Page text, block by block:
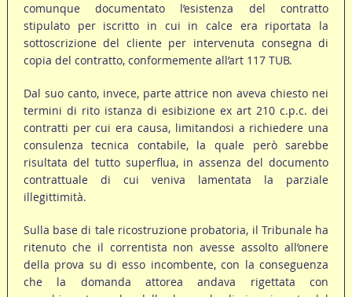
comunque documentato l’esistenza del contratto
stipulato per iscritto in cui in calce era riportata la
sottoscrizione del cliente per intervenuta consegna di
copia del contratto, conformemente all’art 117 TUB.
Dal suo canto, invece, parte attrice non aveva chiesto nei
termini di rito istanza di esibizione ex art 210 c.p.c. dei
contratti per cui era causa, limitandosi a richiedere una
consulenza tecnica contabile, la quale però sarebbe
risultata del tutto superflua, in assenza del documento
contrattuale di cui veniva lamentata la parziale
illegittimità.
Sulla base di tale ricostruzione probatoria, il Tribunale ha
ritenuto che il correntista non avesse assolto all’onere
della prova su di esso incombente, con la conseguenza
che la domanda attorea andava rigettata con